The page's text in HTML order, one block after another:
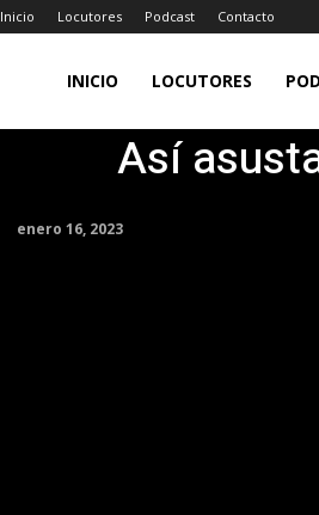
Inicio Locutores Podcast Contacto
INICIO LOCUTORES
Así
enero 16, 2023